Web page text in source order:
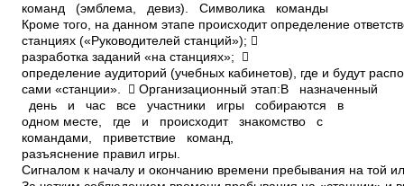
команд (эмблема, девиз). Символика команды
Кроме того, на данном этапе происходит определение
станциях («Руководителей станций»); 
разработка заданий «на станциях»; 
определение аудиторий (учебных кабинетов), где и будут
сами «станции».  Организационный этап:В назначенный
день и час все участники игры собираются в
одном месте, где и происходит знакомство с
командами, приветствие команд,
разъяснение правил игры.
Сигналом к началу и окончанию времени пребывания на той